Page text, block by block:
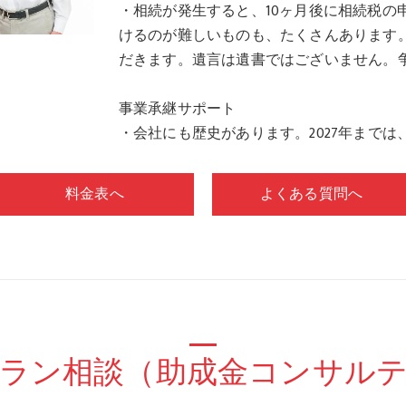
・相続が発生すると、10ヶ月後に相続税
けるのが難しいものも、たくさんありま
だきます。遺言は遺書ではございません
事業承継サポート
・会社にも歴史があります。2027年まで
料金表へ よくある質問へ
ン相談（助成金コンサル